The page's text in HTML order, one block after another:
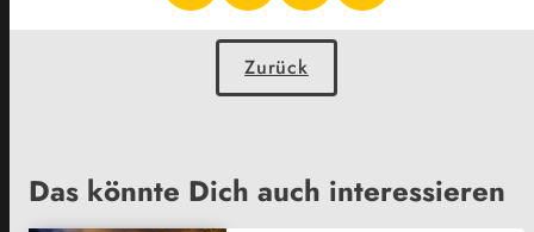
Zurück
Das könnte Dich auch interessieren